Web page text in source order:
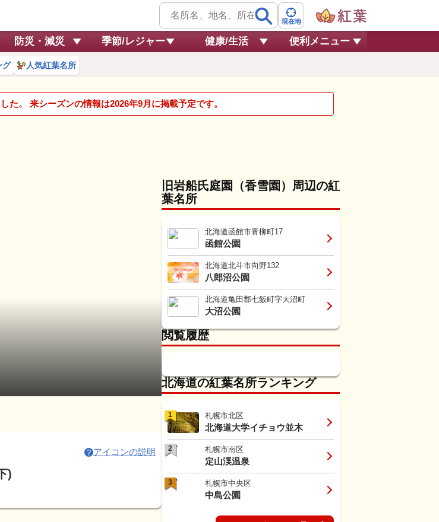
現在地
防災・減災 季節/レジャー 健康/生活 便利メニュー
グ 人気紅葉名所
た。 来シーズンの情報は2026年9月に掲載予定です。
アイコンの説明
)
旧岩船氏庭園（香雪園）周辺の紅
葉名所
北海道函館市青柳町17
函館公園
北海道北斗市向野132
八郎沼公園
北海道亀田郡七飯町字大沼町
大沼公園
閲覧履歴
北海道の紅葉名所ランキング
1 札幌市北区
北海道大学イチョウ並木
2 札幌市南区
定山渓温泉
3 札幌市中央区
中島公園